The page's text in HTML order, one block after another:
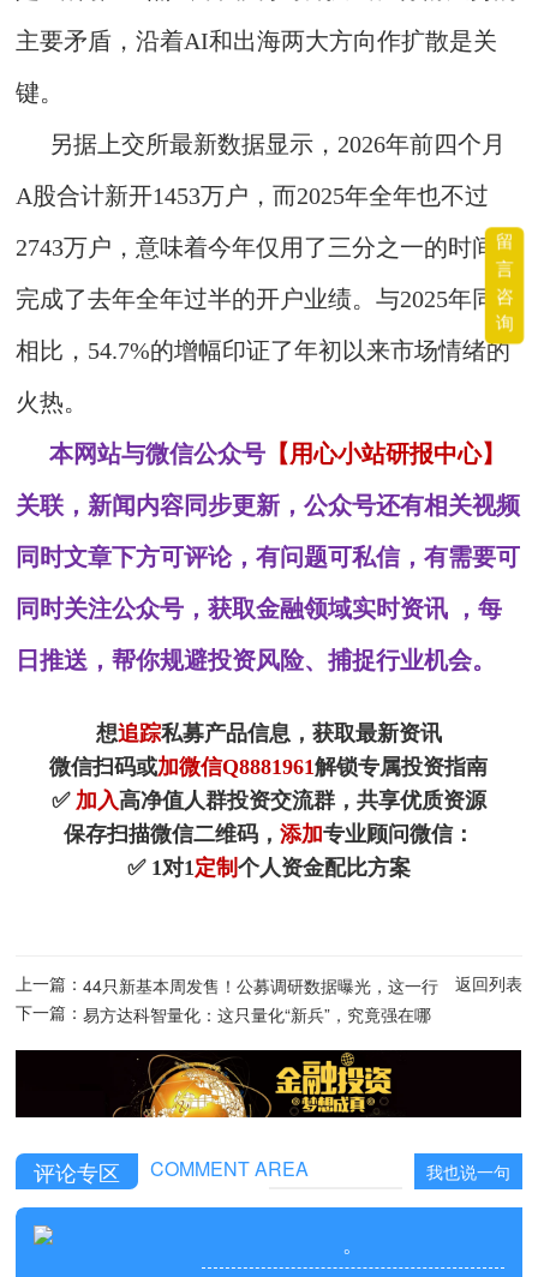
主要矛盾，沿着AI和出海两大方向作扩散是关
键。
另据上交所最新数据显示，2026年前四个月
A股合计新开1453万户，而2025年全年也不过
2743万户，意味着今年仅用了三分之一的时间就
完成了去年全年过半的开户业绩。与2025年同期
相比，54.7%的增幅印证了年初以来市场情绪的
火热。
本网站与微信公众号 【用心小站研报中心】
关联，新闻内容同步更新，公众号还有相关视频
同时文章下方可评论，有问题可私信，有需要可
同时关注公众号，获取金融领域实时资讯 ，每
日推送，帮你规避投资风险、捕捉行业机会。
想追踪私募产品信息，获取最新资讯
微信扫码或加微信Q8881961解锁专属投资指南
✅ 加入高净值人群投资交流群，共享优质资源
保存扫描微信二维码， 添加专业顾问微信：
✅ 1对1定制 个人资金配比方案
上一篇：44只新基本周发售！公募调研数据曝光，这一行
业最火！
下一篇：易方达科智量化：这只量化“新兵”，究竟强在哪
返回列表
评论专区 COMMENT AREA 我也说一句
。
留
言
咨
询